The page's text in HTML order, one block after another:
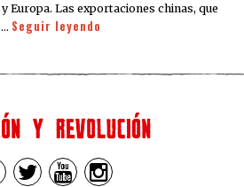
Europa. Las exportaciones chinas, que
Seguir leyendo